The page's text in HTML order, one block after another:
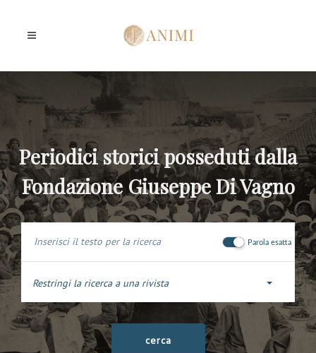
Periodici storici posseduti dalla
Fondazione Giuseppe Di Vagno
Parola esatta
Restringi la ricerca a una rivista